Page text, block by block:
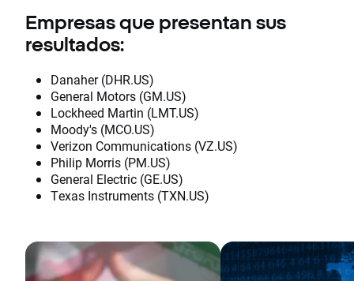
Empresas que presentan sus
resultados:
Danaher (DHR.US)
General Motors (GM.US)
Lockheed Martin (LMT.US)
Moody's (MCO.US)
Verizon Communications (VZ.US)
Philip Morris (PM.US)
General Electric (GE.US)
Texas Instruments (TXN.US)